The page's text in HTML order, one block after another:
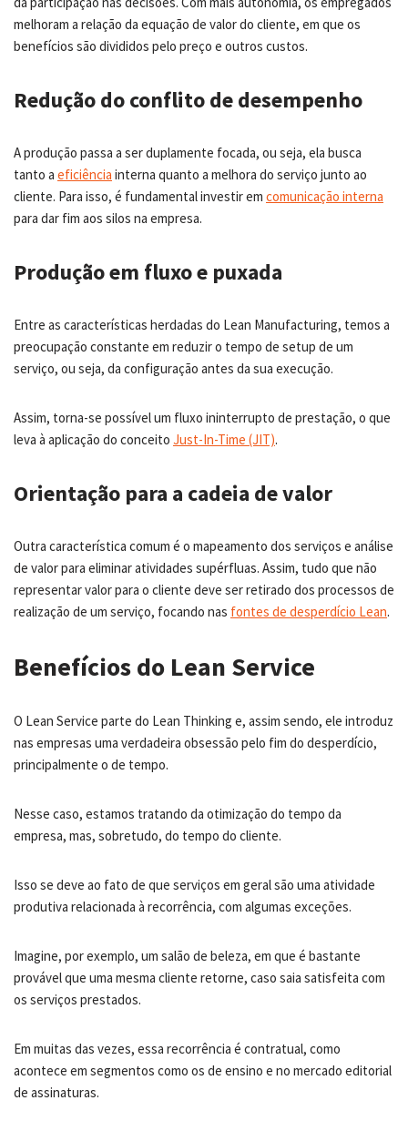
melhoram a relação da equação de valor do cliente, em que os
benefícios são divididos pelo preço e outros custos.
Redução do conflito de desempenho
A produção passa a ser duplamente focada, ou seja, ela busca
tanto a eficiência interna quanto a melhora do serviço junto ao
cliente. Para isso, é fundamental investir em comunicação interna
para dar fim aos silos na empresa.
Produção em fluxo e puxada
Entre as características herdadas do Lean Manufacturing, temos a
preocupação constante em reduzir o tempo de setup de um
serviço, ou seja, da configuração antes da sua execução.
Assim, torna-se possível um fluxo ininterrupto de prestação, o que
leva à aplicação do conceito Just-In-Time (JIT).
Orientação para a cadeia de valor
Outra característica comum é o mapeamento dos serviços e análise
de valor para eliminar atividades supérfluas. Assim, tudo que não
representar valor para o cliente deve ser retirado dos processos de
realização de um serviço, focando nas fontes de desperdício Lean.
Benefícios do Lean Service
O Lean Service parte do Lean Thinking e, assim sendo, ele introduz
nas empresas uma verdadeira obsessão pelo fim do desperdício,
principalmente o de tempo.
Nesse caso, estamos tratando da otimização do tempo da
empresa, mas, sobretudo, do tempo do cliente.
Isso se deve ao fato de que serviços em geral são uma atividade
produtiva relacionada à recorrência, com algumas exceções.
Imagine, por exemplo, um salão de beleza, em que é bastante
provável que uma mesma cliente retorne, caso saia satisfeita com
os serviços prestados.
Em muitas das vezes, essa recorrência é contratual, como
acontece em segmentos como os de ensino e no mercado editorial
de assinaturas.